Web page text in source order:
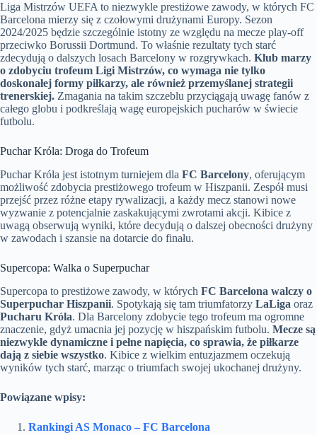
Liga Mistrzów UEFA to niezwykle prestiżowe zawody, w których FC
Barcelona mierzy się z czołowymi drużynami Europy. Sezon
2024/2025 będzie szczególnie istotny ze względu na mecze play-off
przeciwko Borussii Dortmund. To właśnie rezultaty tych starć
zdecydują o dalszych losach Barcelony w rozgrywkach. Klub marzy
o zdobyciu trofeum Ligi Mistrzów, co wymaga nie tylko
doskonałej formy piłkarzy, ale również przemyślanej strategii
trenerskiej. Zmagania na takim szczeblu przyciągają uwagę fanów z
całego globu i podkreślają wagę europejskich pucharów w świecie
futbolu.
Puchar Króla: Droga do Trofeum
Puchar Króla jest istotnym turniejem dla FC Barcelony, oferującym
możliwość zdobycia prestiżowego trofeum w Hiszpanii. Zespół musi
przejść przez różne etapy rywalizacji, a każdy mecz stanowi nowe
wyzwanie z potencjalnie zaskakującymi zwrotami akcji. Kibice z
uwagą obserwują wyniki, które decydują o dalszej obecności drużyny
w zawodach i szansie na dotarcie do finału.
Supercopa: Walka o Superpuchar
Supercopa to prestiżowe zawody, w których FC Barcelona walczy o
Superpuchar Hiszpanii. Spotykają się tam triumfatorzy LaLiga oraz
Pucharu Króla. Dla Barcelony zdobycie tego trofeum ma ogromne
znaczenie, gdyż umacnia jej pozycję w hiszpańskim futbolu. Mecze są
niezwykle dynamiczne i pełne napięcia, co sprawia, że piłkarze
dają z siebie wszystko. Kibice z wielkim entuzjazmem oczekują
wyników tych starć, marząc o triumfach swojej ukochanej drużyny.
Powiązane wpisy:
Rankingi AS Monaco – FC Barcelona